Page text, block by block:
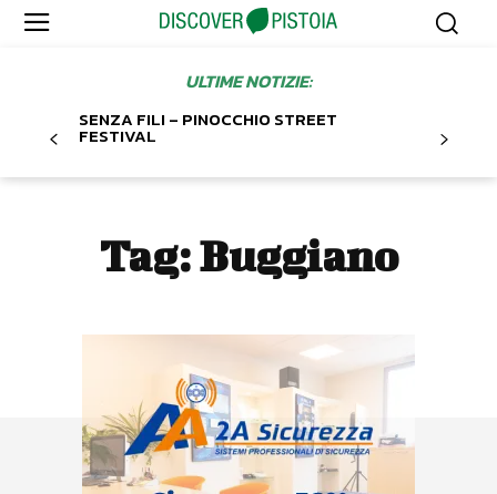
ULTIME NOTIZIE:
SENZA FILI – PINOCCHIO STREET
FESTIVAL
Tag:Buggiano